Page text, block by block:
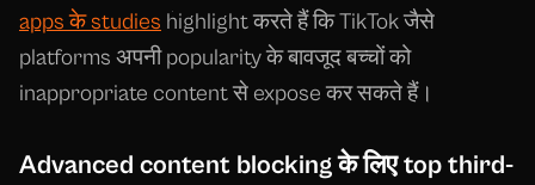
apps के studies highlight करते हैं कि TikTok जैसे
platforms अपनी popularity के बावजूद बच्चों को
inappropriate content से expose कर सकते हैं।
Advanced content blocking के लिए top third-